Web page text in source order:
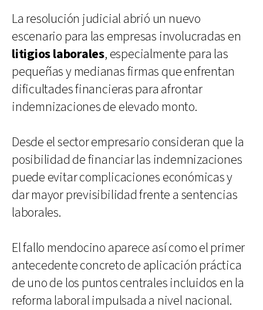
La resolución judicial abrió un nuevo
escenario para las empresas involucradas en
litigios laborales, especialmente para las
pequeñas y medianas firmas que enfrentan
dificultades financieras para afrontar
indemnizaciones de elevado monto.
Desde el sector empresario consideran que la
posibilidad de financiar las indemnizaciones
puede evitar complicaciones económicas y
dar mayor previsibilidad frente a sentencias
laborales.
El fallo mendocino aparece así como el primer
antecedente concreto de aplicación práctica
de uno de los puntos centrales incluidos en la
reforma laboral impulsada a nivel nacional.